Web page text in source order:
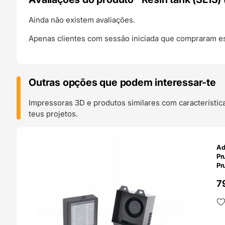
Ainda não existem avaliações.
Apenas clientes com sessão iniciada que compraram
Outras opções que podem interessar-te
Impressoras 3D e produtos similares com
teus projetos.